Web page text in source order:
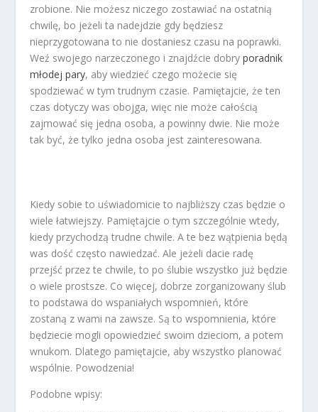
zrobione. Nie możesz niczego zostawiać na ostatnią
chwilę, bo jeżeli ta nadejdzie gdy będziesz
nieprzygotowana to nie dostaniesz czasu na poprawki.
Weź swojego narzeczonego i znajdźcie dobryporadnik
młodej pary, aby wiedzieć czego możecie się
spodziewać w tym trudnym czasie. Pamiętajcie, że ten
czas dotyczy was obojga, więc nie może całością
zajmować się jedna osoba, a powinny dwie. Nie może
tak być, że tylko jedna osoba jest zainteresowana.
Kiedy sobie to uświadomicie to najbliższy czas będzie o
wiele łatwiejszy. Pamiętajcie o tym szczególnie wtedy,
kiedy przychodzą trudne chwile. A te bez wątpienia będą
was dość często nawiedzać. Ale jeżeli dacie radę
przejść przez te chwile, to po ślubie wszystko już będzie
o wiele prostsze. Co więcej, dobrze zorganizowany ślub
to podstawa do wspaniałych wspomnień, które
zostaną z wami na zawsze. Są to wspomnienia, które
będziecie mogli opowiedzieć swoim dzieciom, a potem
wnukom. Dlatego pamiętajcie, aby wszystko planować
wspólnie. Powodzenia!
Podobne wpisy: